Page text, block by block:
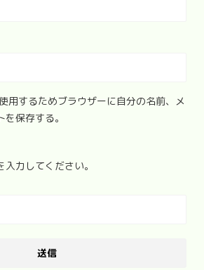
用するためブラウザーに自分の名前、メ
保存する。
入力してください。